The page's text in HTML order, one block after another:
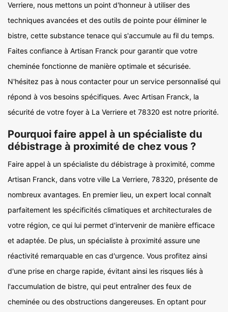
Verriere, nous mettons un point d'honneur à utiliser des
techniques avancées et des outils de pointe pour éliminer le
bistre, cette substance tenace qui s'accumule au fil du temps.
Faites confiance à Artisan Franck pour garantir que votre
cheminée fonctionne de manière optimale et sécurisée.
N'hésitez pas à nous contacter pour un service personnalisé qui
répond à vos besoins spécifiques. Avec Artisan Franck, la
sécurité de votre foyer à La Verriere et 78320 est notre priorité.
Pourquoi faire appel à un spécialiste du
débistrage à proximité de chez vous ?
Faire appel à un spécialiste du débistrage à proximité, comme
Artisan Franck, dans votre ville La Verriere, 78320, présente de
nombreux avantages. En premier lieu, un expert local connaît
parfaitement les spécificités climatiques et architecturales de
votre région, ce qui lui permet d'intervenir de manière efficace
et adaptée. De plus, un spécialiste à proximité assure une
réactivité remarquable en cas d'urgence. Vous profitez ainsi
d'une prise en charge rapide, évitant ainsi les risques liés à
l'accumulation de bistre, qui peut entraîner des feux de
cheminée ou des obstructions dangereuses. En optant pour